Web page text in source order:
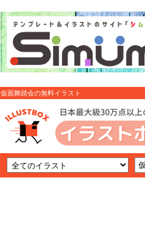
仮面舞踏会の無料イラスト